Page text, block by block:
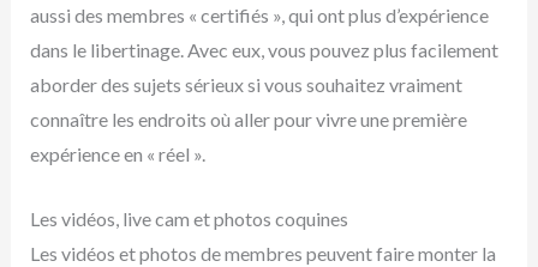
aussi des membres « certifiés », qui ont plus d’expérience
dans le libertinage. Avec eux, vous pouvez plus facilement
aborder des sujets sérieux si vous souhaitez vraiment
connaître les endroits où aller pour vivre une première
expérience en « réel ».
Les vidéos, live cam et photos coquines
Les vidéos et photos de membres peuvent faire monter la